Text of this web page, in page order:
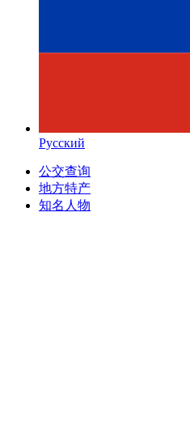
Русский
公交查询
地方特产
知名人物